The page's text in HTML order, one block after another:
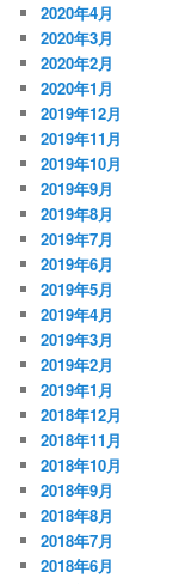
2020年4月
2020年3月
2020年2月
2020年1月
2019年12月
2019年11月
2019年10月
2019年9月
2019年8月
2019年7月
2019年6月
2019年5月
2019年4月
2019年3月
2019年2月
2019年1月
2018年12月
2018年11月
2018年10月
2018年9月
2018年8月
2018年7月
2018年6月